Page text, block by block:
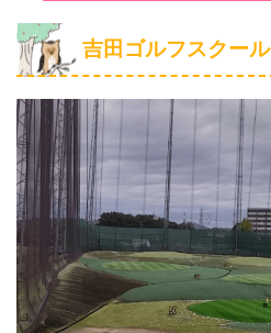
吉田ゴルフスクール